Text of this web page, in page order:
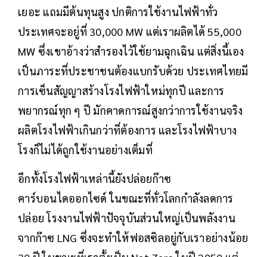
เยอะ แถมมีต้นทุนสูง ปกติการใช้งานไฟฟ้าทั่ว
ประเทศจะอยู่ที่ 30,000 MW แต่เราผลิตได้ 55,000
MW ซึ่งเขาอ้างว่าสำรองไว้ใช้ยามฉุกเฉิน แต่สิ่งนี้เอง
เป็นภาระที่ประชาชนต้องแบกรับด้วย ประเทศไทยมี
การเซ็นสัญญาสร้างโรงไฟฟ้าใหม่ทุกปี และการ
พยากรณ์ทุก ๆ ปี มักคาดการณ์สูงกว่าการใช้งานจริง
ผลิตโรงไฟฟ้าเกินกว่าที่ต้องการ และโรงไฟฟ้าบาง
โรงก็ไม่ได้ถูกใช้งานอย่างเต็มที่
อีกทั้งโรงไฟฟ้าเหล่านี้ยังปล่อยก๊าซ
คาร์บอนไดออกไซด์ ในขณะที่ทั่วโลกกำลังลดการ
ปล่อย โรงงานไฟฟ้าปัจจุบันส่วนใหญ่เป็นพลังงาน
จากก๊าซ LNG ซึ่งจะทำให้ฟอสซิลอยู่กับเราอย่างน้อย